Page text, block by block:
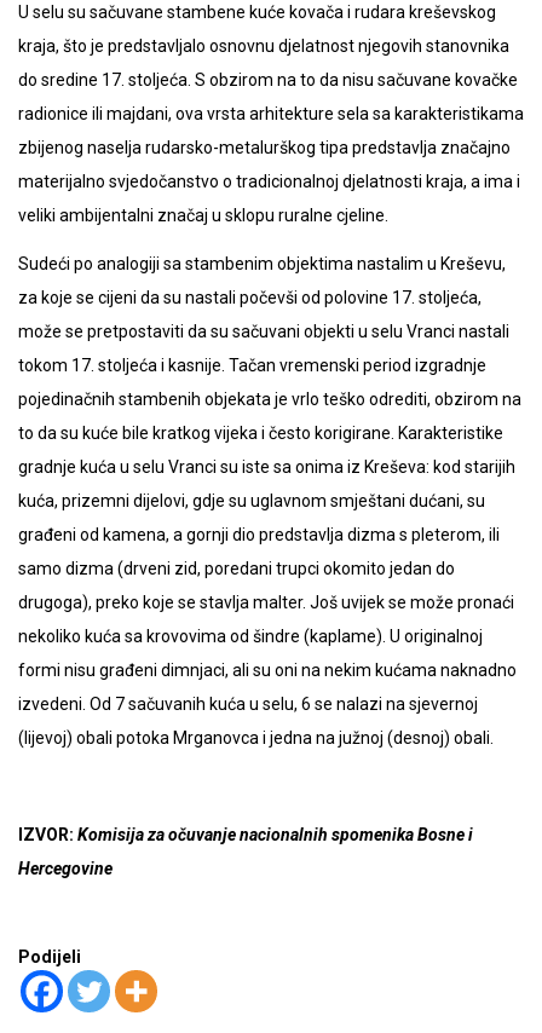
U selu su sačuvane stambene kuće kovača i rudara kreševskog
kraja, što je predstavljalo osnovnu djelatnost njegovih stanovnika
do sredine 17. stoljeća. S obzirom na to da nisu sačuvane kovačke
radionice ili majdani, ova vrsta arhitekture sela sa karakteristikama
zbijenog naselja rudarsko-metalurškog tipa predstavlja značajno
materijalno svjedočanstvo o tradicionalnoj djelatnosti kraja, a ima i
veliki ambijentalni značaj u sklopu ruralne cjeline.
Sudeći po analogiji sa stambenim objektima nastalim u Kreševu,
za koje se cijeni da su nastali počevši od polovine 17. stoljeća,
može se pretpostaviti da su sačuvani objekti u selu Vranci nastali
tokom 17. stoljeća i kasnije. Tačan vremenski period izgradnje
pojedinačnih stambenih objekata je vrlo teško odrediti, obzirom na
to da su kuće bile kratkog vijeka i često korigirane. Karakteristike
gradnje kuća u selu Vranci su iste sa onima iz Kreševa: kod starijih
kuća, prizemni dijelovi, gdje su uglavnom smještani dućani, su
građeni od kamena, a gornji dio predstavlja dizma s pleterom, ili
samo dizma (drveni zid, poredani trupci okomito jedan do
drugoga), preko koje se stavlja malter. Još uvijek se može pronaći
nekoliko kuća sa krovovima od šindre (kaplame). U originalnoj
formi nisu građeni dimnjaci, ali su oni na nekim kućama naknadno
izvedeni. Od 7 sačuvanih kuća u selu, 6 se nalazi na sjevernoj
(lijevoj) obali potoka Mrganovca i jedna na južnoj (desnoj) obali.
IZVOR: Komisija za očuvanje nacionalnih spomenika Bosne i
Hercegovine
Podijeli